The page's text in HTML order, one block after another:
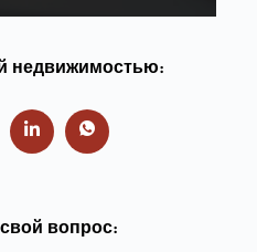
недвижимостью:
вопрос: